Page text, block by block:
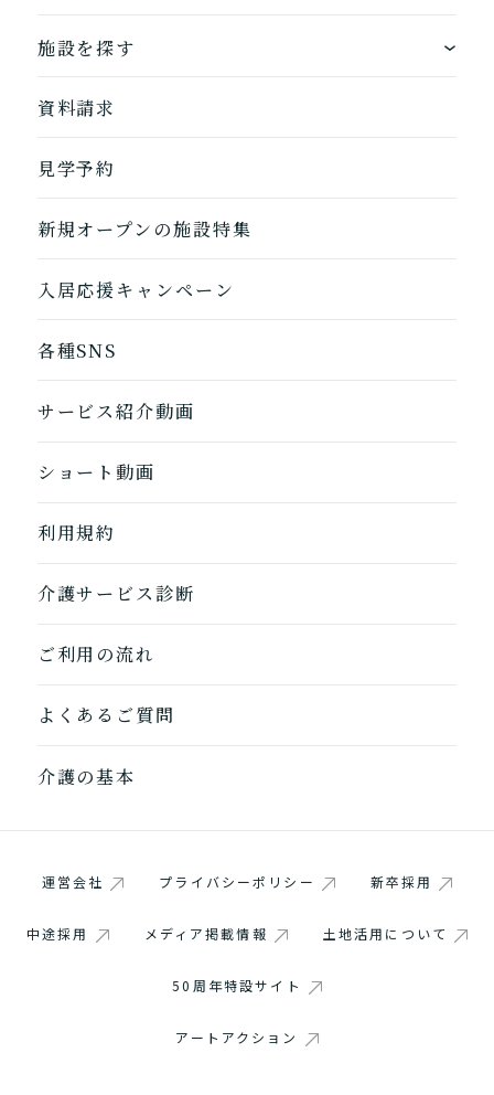
1つ前に戻る
1つ前に戻る
1つ前に戻る
1つ前に戻る
1つ前に戻る
1つ前に戻る
1つ前に戻る
できるを増やす介護サービス
お客様に選ばれるできたてのお食事
ホームに入居する
自宅から通う
自宅に来てもらう
施設を探す
地図から探す
自宅から通う/来てもらう
資料請求
見学予約
新規オープンの施設特集
入居応援キャンペーン
各種SNS
サービス紹介動画
ショート動画
利用規約
介護サービス診断
ご利用の流れ
よくあるご質問
介護の基本
運営会社 プライバシーポリシー 新卒採用
中途採用 メディア掲載情報 土地活用について
50周年特設サイト
アートアクション